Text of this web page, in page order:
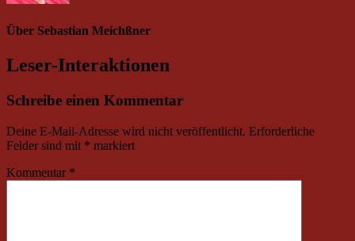
Deine E-Mail-Adresse wird nicht veröffentlicht.
Felder sind mit
markiert
Name*